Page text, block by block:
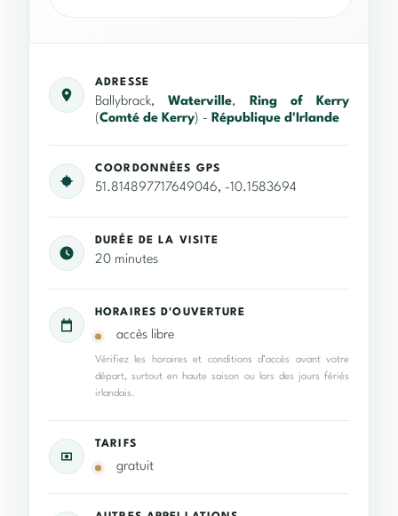
ADRESSE
Ballybrack,Waterville, Ring of Kerry
(Comté de Kerry) - République d'Irlande
COORDONNÉES GPS
51.814897717649046, -10.1583694
DURÉE DE LA VISITE
20 minutes
HORAIRES D'OUVERTURE
accès libre
Vérifiez les horaires et conditions d’accès avant votre
départ, surtout en haute saison ou lors des jours fériés
irlandais.
TARIFS
gratuit